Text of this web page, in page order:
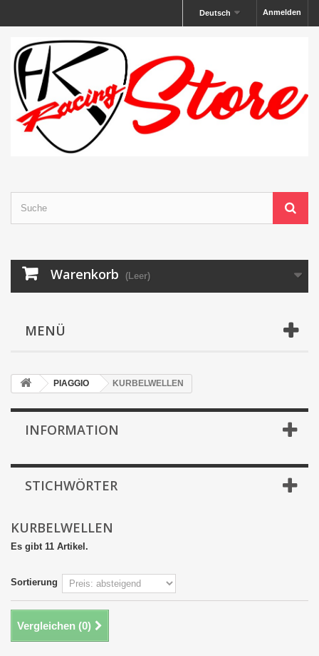
Anmelden
Deutsch
Warenkorb (Leer)
MENÜ
PIAGGIO KURBELWELLEN
INFORMATION
STICHWÖRTER
KURBELWELLEN
Es gibt 11 Artikel.
Sortierung
Vergleichen (0)